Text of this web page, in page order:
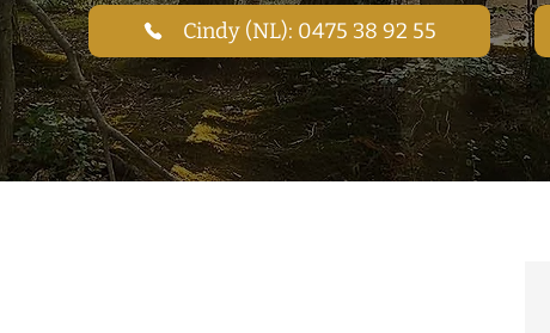
Cindy (NL): 0475 38 92 55